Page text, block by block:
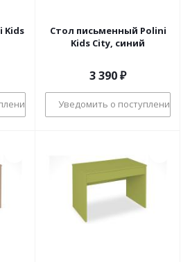
Kids
Стол письменный Polini
Kids City, синий
3 390₽
Уведомить о поступлении